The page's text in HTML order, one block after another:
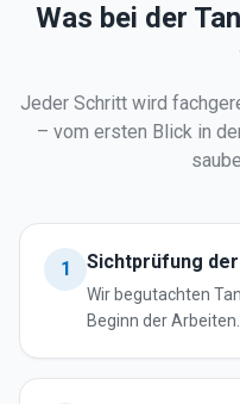
Was bei der
Jeder Schritt wird
– vom ersten Blick in
1 Sichtprüfung
Wir begutachten
Beginn der Arbeiten.